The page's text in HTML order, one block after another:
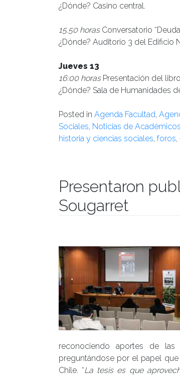
¿Dónde? Casino central.
15.50 horasConversatorio
¿Dónde? Auditorio 3 del Edificio
Jueves 13
16:00 horasPresentación del
¿Dónde? Sala de Humanidades
Posted in Agenda Facultad,
Sociales, Noticias de Académicos
historia y ciencias sociales, foros,
Presentaron
Sougarret
reconociendo aportes de
preguntándose por el papel
Chile. “La tesis es que